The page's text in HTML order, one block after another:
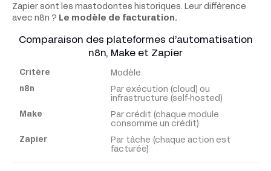
Zapier sont les mastodontes historiques. Leur différence
avec n8n ? Le modèle de facturation.
Comparaison des plateformes d’automatisation
n8n, Make et Zapier
Critère
n8n
Make
Modèle
Par exécution (cloud) ou
infrastructure (self-hosted)
Par crédit (chaque module
consomme un crédit)
Par tâche (chaque action est
facturée)